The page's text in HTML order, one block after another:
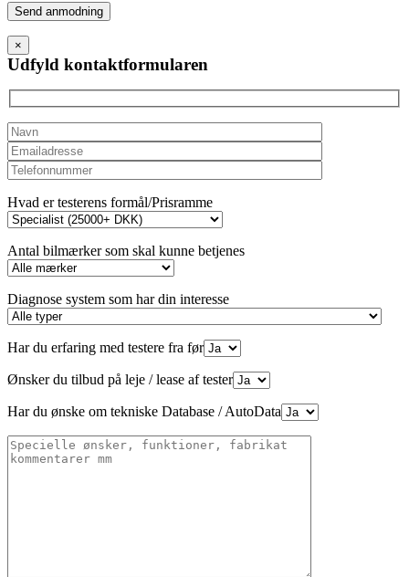
Please
leave
this
field
empty.
×
Udfyld kontaktformularen
Hvad er testerens formål/Prisramme
Antal bilmærker som skal kunne betjenes
Diagnose system som har din interesse
Har du erfaring med testere fra før
Ønsker du tilbud på leje / lease af tester
Har du ønske om tekniske Database / AutoData